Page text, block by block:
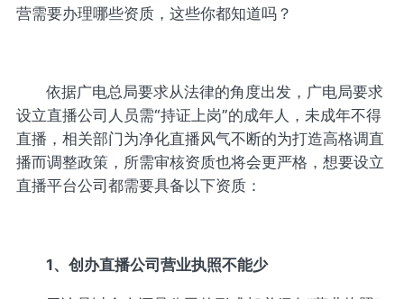
营需要办理哪些资质，这些你都知道吗？
依据广电总局要求从法律的角度出发，广电局要求
设立直播公司人员需“持证上岗”的成年人，未成年不得
直播，相关部门为净化直播风气不断的为打造高格调直
播而调整政策，所需审核资质也将会更严格，想要设立
直播平台公司都需要具备以下资质：
1、创办直播公司营业执照不能少